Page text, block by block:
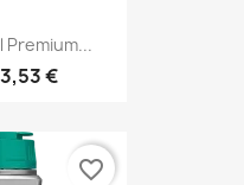
Premium...
€
favorite_border